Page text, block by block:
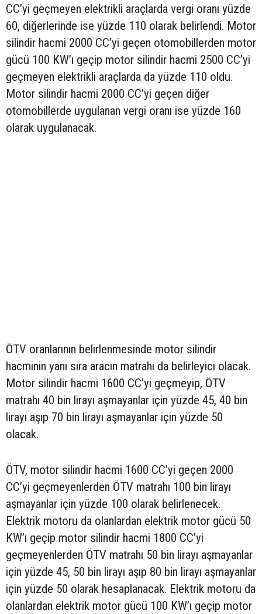
CC’yi geçmeyen elektrikli araçlarda vergi oranı yüzde
60, diğerlerinde ise yüzde 110 olarak belirlendi. Motor
silindir hacmi 2000 CC’yi geçen otomobillerden motor
gücü 100 KW’ı geçip motor silindir hacmi 2500 CC’yi
geçmeyen elektrikli araçlarda da yüzde 110 oldu.
Motor silindir hacmi 2000 CC’yi geçen diğer
otomobillerde uygulanan vergi oranı ise yüzde 160
olarak uygulanacak.
ÖTV oranlarının belirlenmesinde motor silindir
hacminin yanı sıra aracın matrahı da belirleyici olacak.
Motor silindir hacmi 1600 CC’yi geçmeyip, ÖTV
matrahı 40 bin lirayı aşmayanlar için yüzde 45, 40 bin
lirayı aşıp 70 bin lirayı aşmayanlar için yüzde 50
olacak.
ÖTV, motor silindir hacmi 1600 CC’yi geçen 2000
CC’yi geçmeyenlerden ÖTV matrahı 100 bin lirayı
aşmayanlar için yüzde 100 olarak belirlenecek.
Elektrik motoru da olanlardan elektrik motor gücü 50
KW’ı geçip motor silindir hacmi 1800 CC’yi
geçmeyenlerden ÖTV matrahı 50 bin lirayı aşmayanlar
için yüzde 45, 50 bin lirayı aşıp 80 bin lirayı aşmayanlar
için yüzde 50 olarak hesaplanacak. Elektrik motoru da
olanlardan elektrik motor gücü 100 KW’ı geçip motor